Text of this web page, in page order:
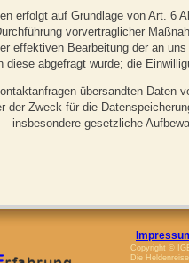
erfolgt auf Grundlage von Art.
vorvertraglicher
effektiven Bearbeitung der an
abgefragt wurde; die
übersandten Daten
der Zweck für die
insbesondere gesetzliche
Copyright ©
Die